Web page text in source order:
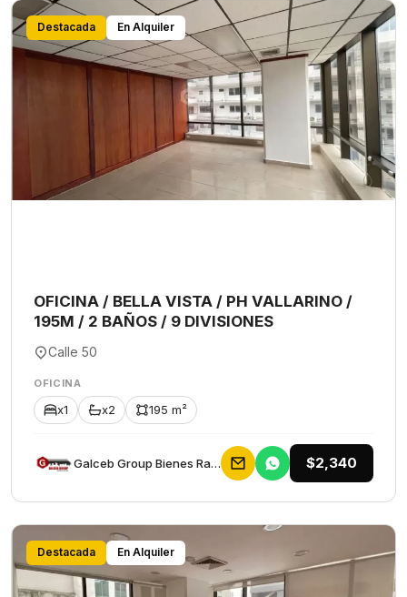
Destacada En Alquiler
OFICINA / BELLA VISTA / PH VALLARINO /
195M / 2 BAÑOS / 9 DIVISIONES
Calle 50
OFICINA
x1 x2 195 m²
Galceb Group Bienes Raices $2,340
Destacada En Alquiler